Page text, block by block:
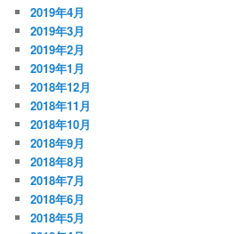
2019年4月
2019年3月
2019年2月
2019年1月
2018年12月
2018年11月
2018年10月
2018年9月
2018年8月
2018年7月
2018年6月
2018年5月